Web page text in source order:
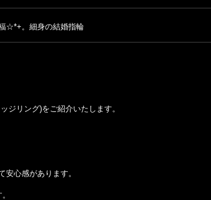
☆*+。細身の結婚指輪
ジリング)をご紹介いたします。
安心感があります。